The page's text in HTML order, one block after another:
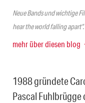
Neue Bands und wichtige
hear the world falling apart“.
mehr über diesen blog
1988 gründete
Pascal Fuhlbrügge